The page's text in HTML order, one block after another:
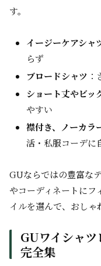
す。
イージーケアシャ
らず
ブロードシャツ
ショート丈やビッ
やすい
襟付き、ノーカラ
活・私服コーデに
GUならではの豊富な
やコーディネートにフ
イルを選んで、おしゃ
GUワイシャツ
完全集